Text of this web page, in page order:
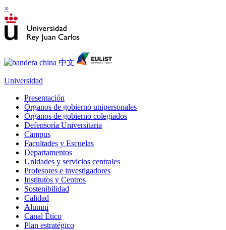
×
Universidad
Presentación
Órganos de gobierno unipersonales
Órganos de gobierno colegiados
Defensoría Universitaria
Campus
Facultades y Escuelas
Departamentos
Unidades y servicios centrales
Profesores e investigadores
Institutos y Centros
Sostenibilidad
Calidad
Alumni
Canal Ético
Plan estratégico